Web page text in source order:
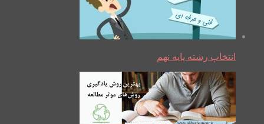
انتخاب رشته پایه نهم